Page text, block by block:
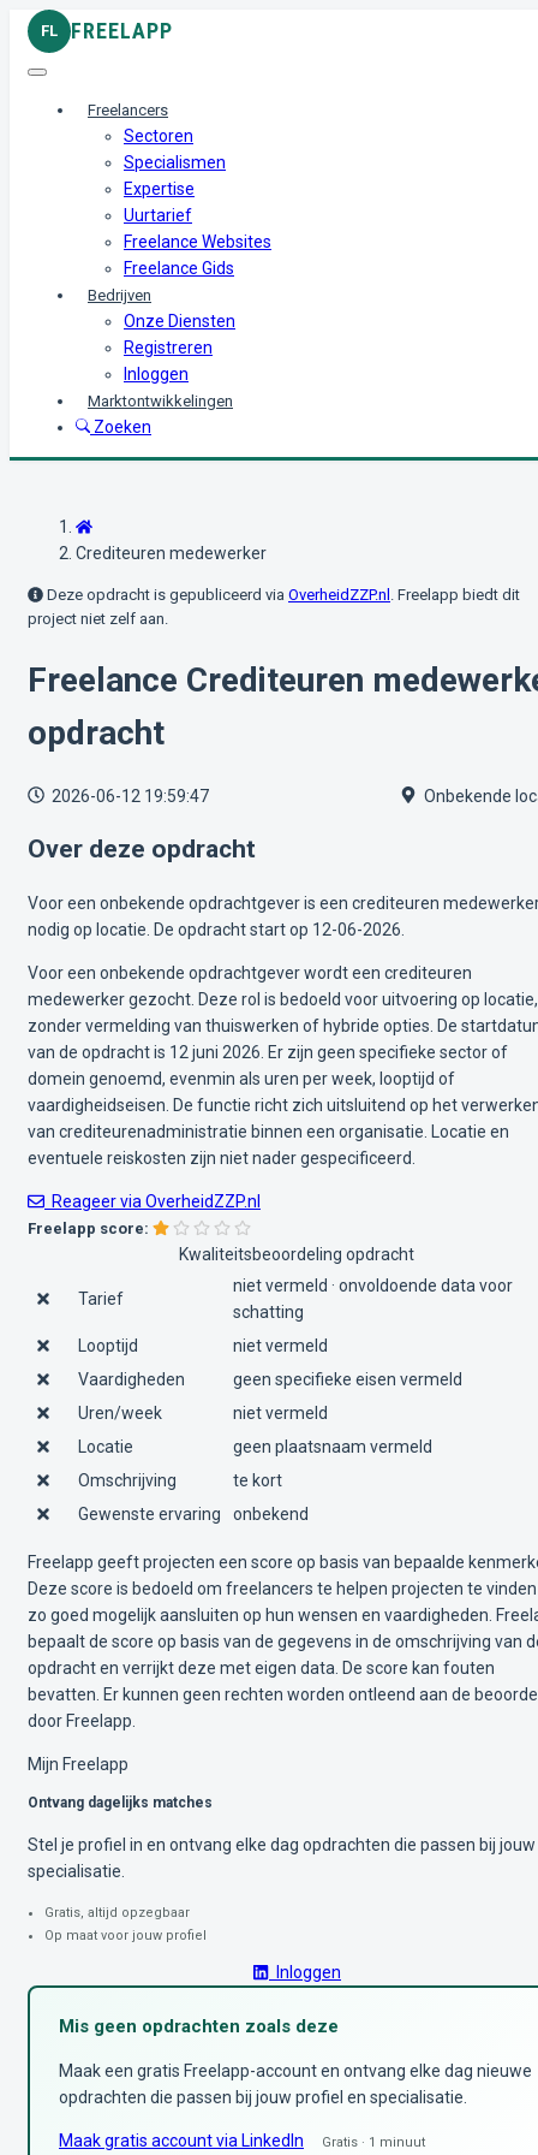
FL FREELAPP
Freelancers
Sectoren
Specialismen
Expertise
Uurtarief
Freelance Websites
Freelance Gids
Bedrijven
Onze Diensten
Registreren
Inloggen
Marktontwikkelingen
Zoeken
Crediteuren medewerker
Deze opdracht is gepubliceerd via OverheidZZP.nl . Freelapp biedt dit
project niet zelf aan.
Freelance Crediteuren
opdracht
2026-06-12 19:59:47 Onbekende
Over deze opdracht
Voor een onbekende opdrachtgever is een crediteuren
nodig op locatie. De opdracht start op 12-06-2026.
Voor een onbekende opdrachtgever wordt een crediteuren
medewerker gezocht. Deze rol is bedoeld voor uitvoering op locatie,
zonder vermelding van thuiswerken of hybride opties. De
van de opdracht is 12 juni 2026. Er zijn geen specifieke sector of
domein genoemd, evenmin als uren per week, looptijd of
vaardigheidseisen. De functie richt zich uitsluitend op het
van crediteurenadministratie binnen een organisatie. Locatie en
eventuele reiskosten zijn niet nader gespecificeerd.
Reageer via OverheidZZP.nl
Freelapp score:
Kwaliteitsbeoordeling opdracht
Tarief
niet vermeld · onvoldoende data voor
schatting
Looptijd
niet vermeld
Vaardigheden
geen specifieke eisen vermeld
Uren/week
niet vermeld
Locatie
geen plaatsnaam vermeld
Omschrijving
te kort
Gewenste ervaring
onbekend
Freelapp geeft projecten een score op basis van bepaalde
Deze score is bedoeld om freelancers te helpen projecten te
zo goed mogelijk aansluiten op hun wensen en vaardigheden.
bepaalt de score op basis van de gegevens in de omschrijving van
opdracht en verrijkt deze met eigen data. De score kan fouten
bevatten. Er kunnen geen rechten worden ontleend aan de
door Freelapp.
Mijn Freelapp
Ontvang dagelijks matches
Stel je profiel in en ontvang elke dag opdrachten die passen bij jouw
specialisatie.
Gratis, altijd opzegbaar
Op maat voor jouw profiel
Inloggen
Mis geen opdrachten zoals deze
Maak een gratis Freelapp-account en ontvang elke dag nieuwe
opdrachten die passen bij jouw profiel en specialisatie.
Maak gratis account via LinkedIn Gratis · 1 minuut